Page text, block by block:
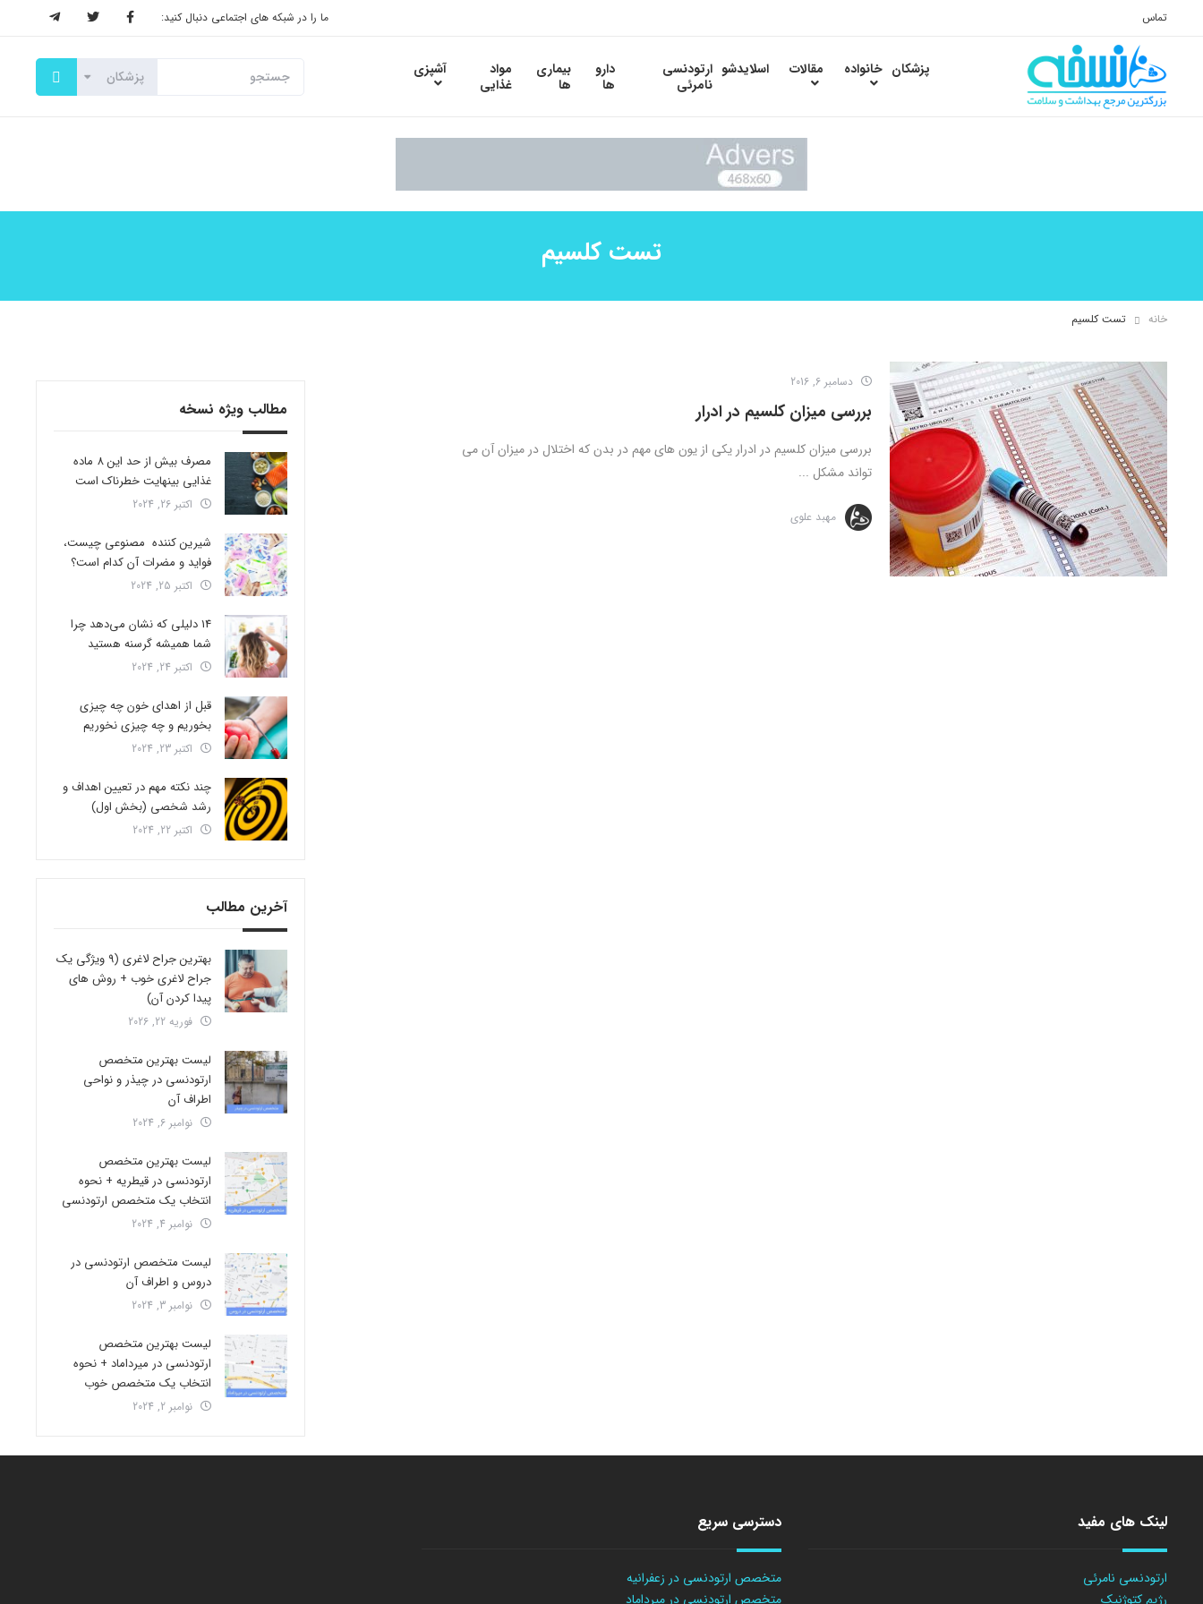
تماس ما را در شبکه های اجتماعی دنبال کنید:
پزشکان خانواده مقالات اسلایدشو ارتودنسی
نامرئی
دارو
ها
بیماری
ها
مواد
غذایی
آشپزی
تست کلسیم
خانه تست کلسیم
دسامبر 6, 2016
بررسی میزان کلسیم در ادرار
بررسی میزان کلسیم در ادرار یکی از یون های مهم در بدن که اختلال در میزان آن می
تواند مشکل ...
مهبد علوی
مطالب ویژه نسخه
مصرف بیش از حد این 8 ماده
غذایی بینهایت خطرناک است
اکتبر 26, 2024
شیرین کننده مصنوعی چیست،
فواید و مضرات آن کدام است؟
اکتبر 25, 2024
14 دلیلی که نشان می‌دهد چرا
شما همیشه گرسنه هستید
اکتبر 24, 2024
قبل از اهدای خون چه چیزی
بخوریم و چه چیزی نخوریم
اکتبر 23, 2024
چند نکته مهم در تعیین اهداف و
رشد شخصی (بخش اول)
اکتبر 22, 2024
آخرین مطالب
بهترین جراح لاغری (9 ویژگی یک
جراح لاغری خوب + روش های
پیدا کردن آن)
فوریه 22, 2026
لیست بهترین متخصص
ارتودنسی در چیذر و نواحی
اطراف آن
نوامبر 6, 2024
لیست بهترین متخصص
ارتودنسی در قیطریه + نحوه
انتخاب یک متخصص ارتودنسی
نوامبر 4, 2024
لیست متخصص ارتودنسی در
دروس و اطراف آن
نوامبر 3, 2024
لیست بهترین متخصص
ارتودنسی در میرداماد + نحوه
انتخاب یک متخصص خوب
نوامبر 2, 2024
لینک های مفید
ارتودنسی نامرئی
رژیم کتوژنیک
دسترسی سریع
متخصص ارتودنسی در زعفرانیه
متخصص ارتودنسی در میرداماد